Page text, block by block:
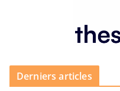
Derniers articles